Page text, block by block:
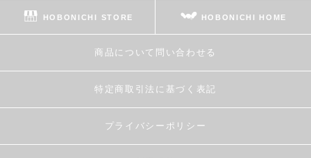
HOBONICHI STORE HOBONICHI HOME
商品について問い合わせる
特定商取引法に基づく表記
プライバシーポリシー